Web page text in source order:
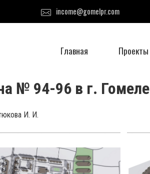
income@gomelpr.com
Главная Проекты
№ 94-96 в г. Гомеле
И. И.